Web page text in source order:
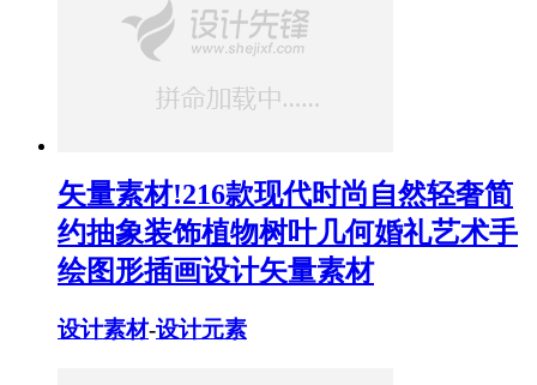
矢量素材!216款现代时尚自然轻奢简
约抽象装饰植物树叶几何婚礼艺术手
绘图形插画设计矢量素材
设计素材-设计元素